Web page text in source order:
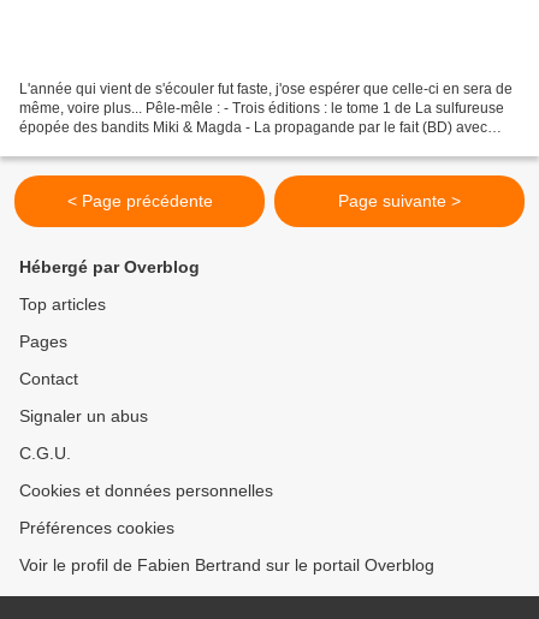
L'année qui vient de s'écouler fut faste, j'ose espérer que celle-ci en sera de
même, voire plus... Pêle-mêle : - Trois éditions : le tome 1 de La sulfureuse
épopée des bandits Miki & Magda - La propagande par le fait (BD) avec
< Page précédente Page suivante >
Hébergé par Overblog
Top articles
Pages
Contact
Signaler un abus
C.G.U.
Cookies et données personnelles
Préférences cookies
Voir le profil de Fabien Bertrand sur le portail Overblog